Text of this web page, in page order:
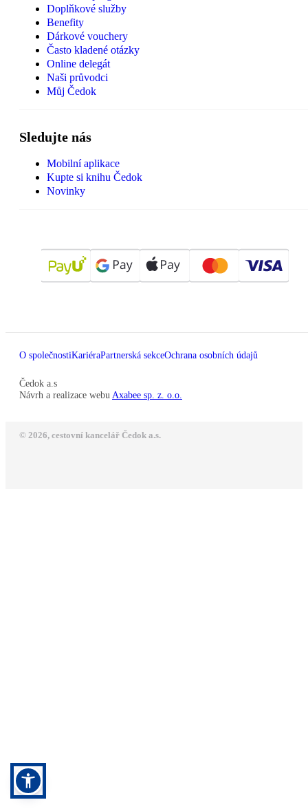
Doplňkové služby
Benefity
Dárkové vouchery
Často kladené otázky
Online delegát
Naši průvodci
Můj Čedok
Sledujte nás
Mobilní aplikace
Kupte si knihu Čedok
Novinky
O společnostiKariéraPartnerská sekceOchrana osobních údajů
Čedok a.s
Návrh a realizace webu Axabee sp. z. o.o.
© 2026, cestovní kancelář Čedok a.s.